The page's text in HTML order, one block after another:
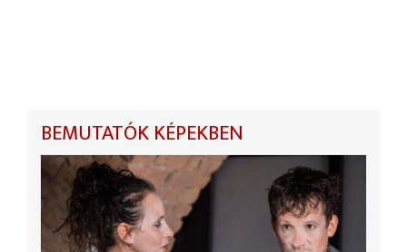
BEMUTATÓK KÉPEKBEN